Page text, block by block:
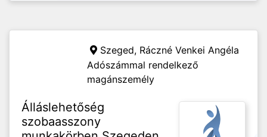
Szeged, Ráczné Venkei Angéla
Adószámmal rendelkező
magánszemély
Álláslehetőség
szobaasszony